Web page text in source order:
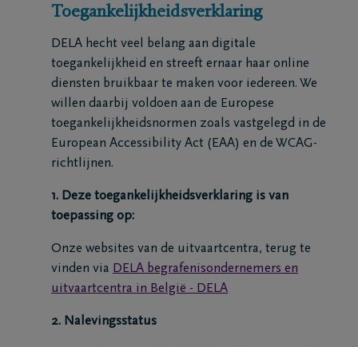
Home
Wie
zijn
we
Contact
Uitvaart
regelen
Overlijdensberichten
Onze
Toegankelijkheidsverklaring
DELA hecht veel belang aan digitale
toegankelijkheid en streeft ernaar haar online
diensten bruikbaar te maken voor iedereen. We
willen daarbij voldoen aan de Europese
toegankelijkheidsnormen zoals vastgelegd in de
European Accessibility Act (EAA) en de WCAG-
richtlijnen.
1. Deze toegankelijkheidsverklaring is van
toepassing op:
Onze websites van de uitvaartcentra, terug te
vinden via DELA begrafenisondernemers en
uitvaartcentra in België - DELA
2. Nalevingsstatus